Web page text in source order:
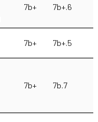
7b+ 7b+.6
7b+ 7b+.5
7b+ 7b.7